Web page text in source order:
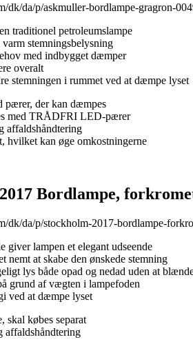
dk/da/p/askmuller-bordlampe-gragron-
traditionel petroleumslampe
stemningsbelysning
med indbygget dæmper
overalt
stemningen i rummet ved at dæmpe lyset
pærer, der kan dæmpes
med TRÅDFRI LED-pærer
affaldshåndtering
hvilket kan øge omkostningerne
Bordlampe,
dk/da/p/stockholm-2017-bordlampe-
giver lampen et elegant udseende
nemt at skabe den ønskede stemning
lys både opad og nedad uden at
grund af vægten i lampefoden
ved at dæmpe lyset
skal købes separat